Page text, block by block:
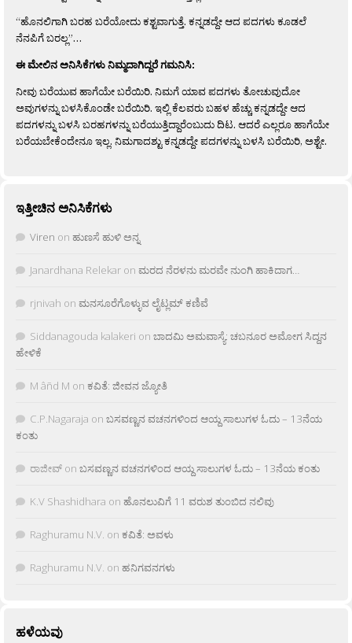
“ಹೊನಲಿಗಾಗಿ ಬರಹ ಬರೆಯೋದು ಕಶ್ಟವಾಗುತ್ತೆ. ಕನ್ನಡದ್ದೇ ಆದ ಪದಗಳು ಕೂಡಲೆ
ನೆನಪಿಗೆ ಬರಲ್ಲ”…
ಈ ಮೇಲಿನ ಅನಿಸಿಕೆಗಳು ನಿಮ್ಮದಾಗಿದ್ದರೆ ಗಮನಿಸಿ:
ನೀವು ಬರೆಯುವ ಹಾಗೆಯೇ ಬರೆಯಿರಿ. ನಿಮಗೆ ಯಾವ ಪದಗಳು ತೋಚುವುದೋ
ಅವುಗಳನ್ನು ಬಳಸಿಕೊಂಡೇ ಬರೆಯಿರಿ. ಇಲ್ಲಿ ಕೆಲವರು ಬಹಳ ಹೆಚ್ಚು ಕನ್ನಡದ್ದೇ ಆದ
ಪದಗಳನ್ನು ಬಳಸಿ ಬರಹಗಳನ್ನು ಬರೆಯುತ್ತಿದ್ದಾರೆಂಬುದು ದಿಟ. ಆದರೆ ಎಲ್ಲರೂ ಹಾಗೆಯೇ
ಬರೆಯಬೇಕೆಂದೇನೂ ಇಲ್ಲ. ನಿಮಗಾದಶ್ಟು ಕನ್ನಡದ್ದೇ ಪದಗಳನ್ನು ಬಳಸಿ ಬರೆಯಿರಿ, ಅಶ್ಟೇ.
ಇತ್ತೀಚಿನ ಅನಿಸಿಕೆಗಳು
Viren on ಹುಣಸೆ ಹುಳಿ ಅನ್ನ
Janardhana Relekar on ಮರದ ನೆರಳನು ಮರವೇ ನುಂಗಿ ಹಾಕಿದಾಗ…
rjnivah on ಮನಸೂರೆಗೊಳ್ಳುವ ಲೈಟ್ಲಮ್ ಕಣಿವೆ
Siddanagouda kalakeri on ಬಾದಮಿ ಅಮವಾಸ್ಯೆ: ಚಬನೂರ ಅಮೋಗ ಸಿದ್ದನ
ಹೇಳಿಕೆ
M âñd M on ಕವಿತೆ: ಜೀವನ ಜ್ಯೋತಿ
C.P.Nagaraja on ಬಸವಣ್ಣನ ವಚನಗಳಿಂದ ಆಯ್ದ ಸಾಲುಗಳ ಓದು – 13ನೆಯ
ಕಂತು
ರಾಜೀವ್ on ಬಸವಣ್ಣನ ವಚನಗಳಿಂದ ಆಯ್ದ ಸಾಲುಗಳ ಓದು – 13ನೆಯ ಕಂತು
K.V Shashidhara on ಹೊನಲುವಿಗೆ 11 ವರುಶ ತುಂಬಿದ ನಲಿವು
Raghuramu N.V. on ಕವಿತೆ: ಅವಳು
Raghuramu N.V. on ಹನಿಗವನಗಳು
ಹಳೆಯವು